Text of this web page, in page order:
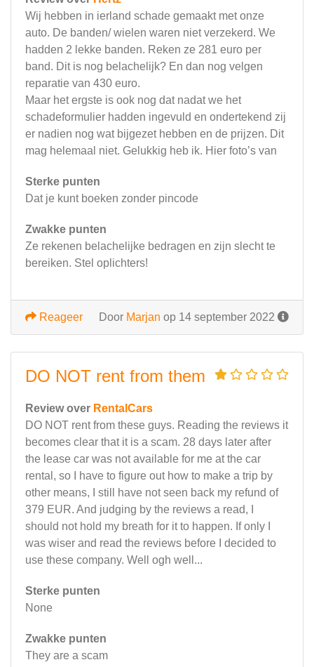
Wij hebben in ierland schade gemaakt met onze
auto. De banden/ wielen waren niet verzekerd. We
hadden 2 lekke banden. Reken ze 281 euro per
band. Dit is nog belachelijk? En dan nog velgen
reparatie van 430 euro.
Maar het ergste is ook nog dat nadat we het
schadeformulier hadden ingevuld en ondertekend zij
er nadien nog wat bijgezet hebben en de prijzen. Dit
mag helemaal niet. Gelukkig heb ik. Hier foto’s van
Sterke punten
Dat je kunt boeken zonder pincode
Zwakke punten
Ze rekenen belachelijke bedragen en zijn slecht te
bereiken. Stel oplichters!
Door Marjan op 14 september 2022
Reageer
DO NOT rent from them
Review over RentalCars
DO NOT rent from these guys. Reading the reviews it
becomes clear that it is a scam. 28 days later after
the lease car was not available for me at the car
rental, so I have to figure out how to make a trip by
other means, I still have not seen back my refund of
379 EUR. And judging by the reviews a read, I
should not hold my breath for it to happen. If only I
was wiser and read the reviews before I decided to
use these company. Well ogh well...
Sterke punten
None
Zwakke punten
They are a scam